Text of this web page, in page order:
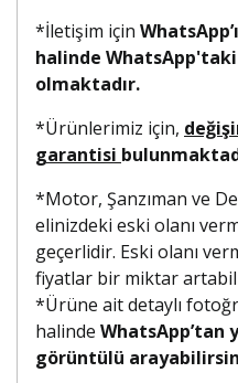
*İletişim için
halinde
olmaktadır.
*Ürünlerimiz için,
garantisi
*Motor, Şanzıman ve
elinizdeki eski olanı
geçerlidir. Eski olanı
fiyatlar bir miktar
*Ürüne ait detaylı
halinde WhatsApp’tan
görüntülü